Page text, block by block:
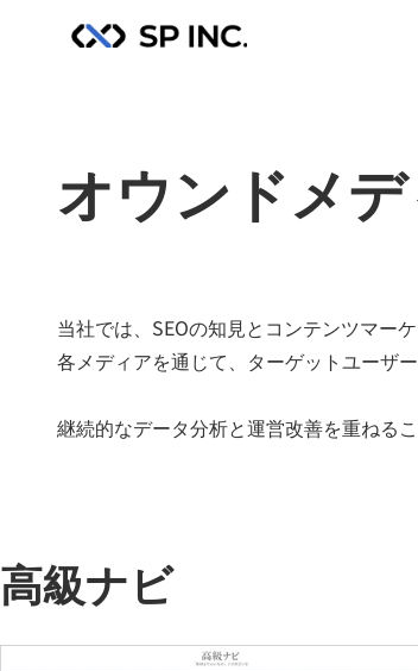
オウンドメ
当社では、SEOの知見とコンテンツマー
各メディアを通じて、ターゲットユーザ
継続的なデータ分析と運営改善を重ねる
高級ナビ